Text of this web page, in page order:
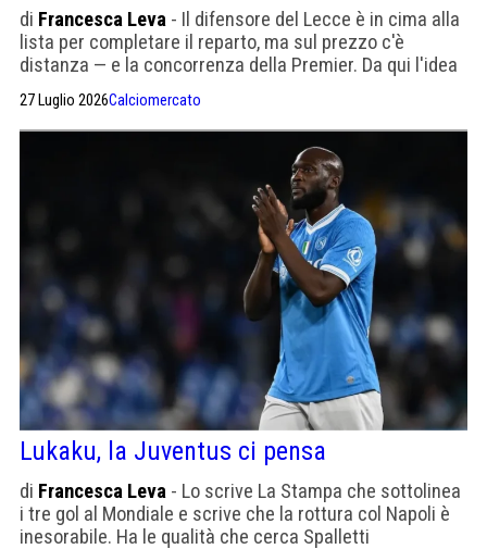
di Francesca Leva - Il difensore del Lecce è in cima alla
lista per completare il reparto, ma sul prezzo c'è
distanza — e la concorrenza della Premier. Da qui l'idea
27 Luglio 2026Calciomercato
Lukaku, la Juventus ci pensa
di Francesca Leva - Lo scrive La Stampa che sottolinea
i tre gol al Mondiale e scrive che la rottura col Napoli è
inesorabile. Ha le qualità che cerca Spalletti